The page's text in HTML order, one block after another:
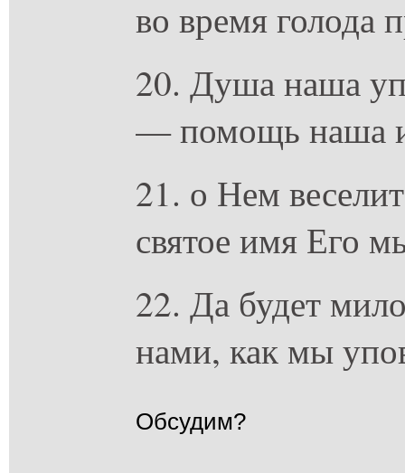
во время голода
20. Душа наша
— помощь наша
21. о Нем
святое имя Его
22. Да будет
нами, как мы
Обсудим?